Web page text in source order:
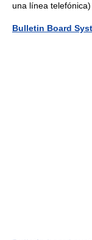
una línea
Bulletin Board